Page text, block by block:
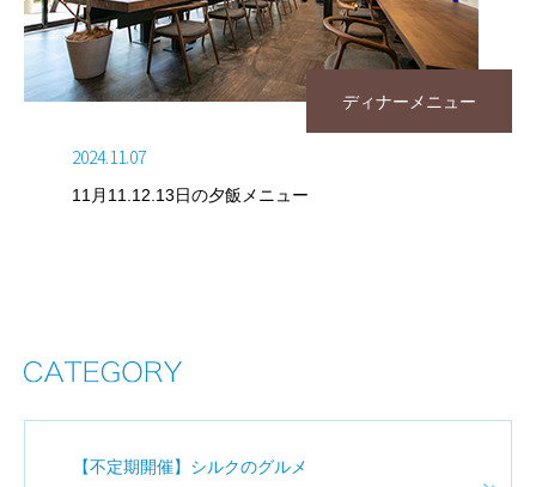
ディナーメニュー
2024.11.07
11月11.12.13日の夕飯メニュー
【不定期開催】シルクのグルメ